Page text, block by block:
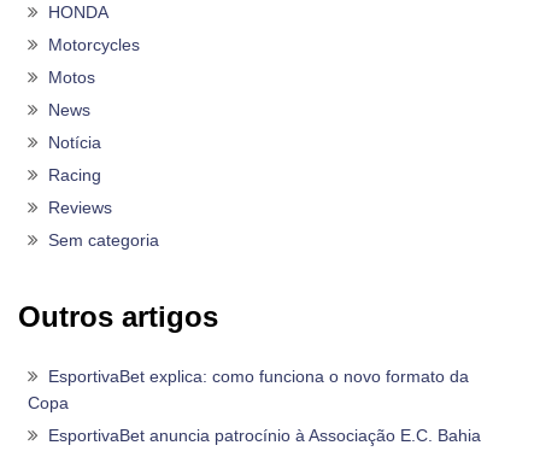
HONDA
Motorcycles
Motos
News
Notícia
Racing
Reviews
Sem categoria
Outros artigos
EsportivaBet explica: como funciona o novo formato da
Copa
EsportivaBet anuncia patrocínio à Associação E.C. Bahia